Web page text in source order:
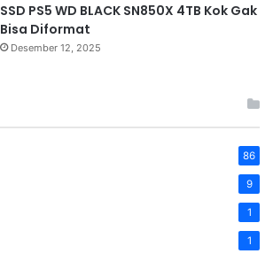
SSD PS5 WD BLACK SN850X 4TB Kok Gak
Bisa Diformat
Desember 12, 2025
86
9
1
1